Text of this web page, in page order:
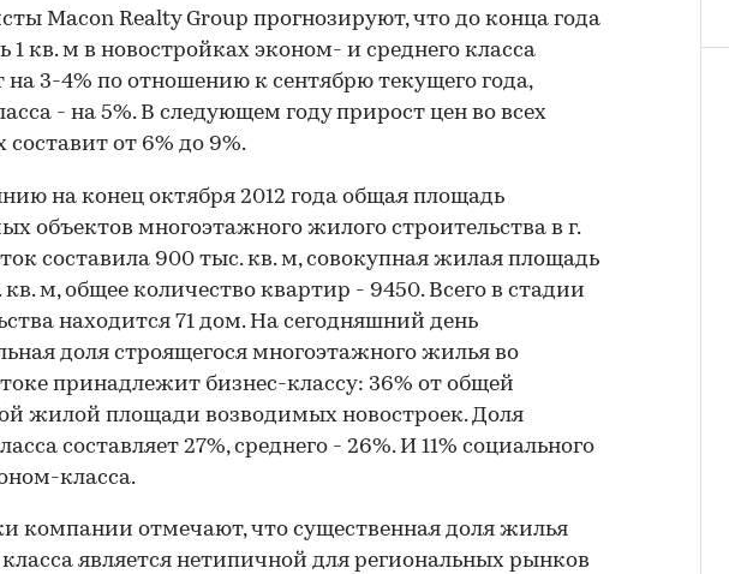
Macon Realty Group прогнозируют, что до конца года
1 кв. м в новостройках эконом- и среднего класса
на 3-4% по отношению к сентябрю текущего года,
- на 5%. В следующем году прирост цен во всех
составит от 6% до 9%.
на конец октября 2012 года общая площадь
объектов многоэтажного жилого строительства в г.
составила 900 тыс. кв. м, совокупная жилая площадь
м, общее количество квартир - 9450. Всего в стадии
находится 71 дом. На сегодняшний день
доля строящегося многоэтажного жилья во
принадлежит бизнес-классу: 36% от общей
жилой площади возводимых новостроек. Доля
составляет 27%, среднего - 26%. И 11% социального
класса.
компании отмечают, что существенная доля жилья
является нетипичной для региональных рынков